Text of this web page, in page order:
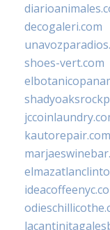
decogaleri.com
shoes-vert.com
kautorepair.com